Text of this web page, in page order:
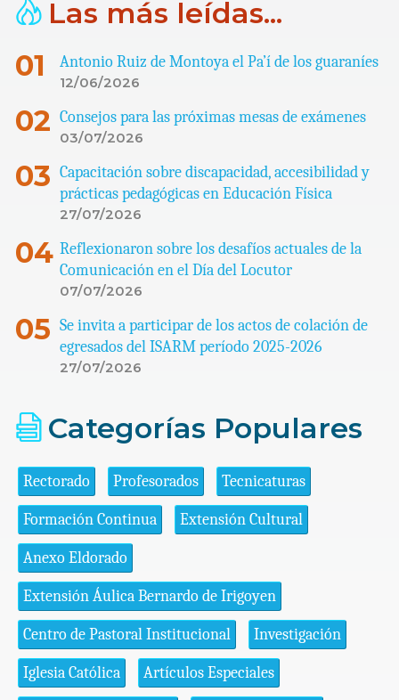
Las más leídas...
Antonio Ruiz de Montoya el Pa’í de los guaraníes
12/06/2026
Consejos para las próximas mesas de exámenes
03/07/2026
Capacitación sobre discapacidad, accesibilidad y
prácticas pedagógicas en Educación Física
27/07/2026
Reflexionaron sobre los desafíos actuales de la
Comunicación en el Día del Locutor
07/07/2026
Se invita a participar de los actos de colación de
egresados del ISARM período 2025-2026
27/07/2026
Categorías Populares
Rectorado Profesorados Tecnicaturas
Formación Continua Extensión Cultural
Anexo Eldorado
Extensión Áulica Bernardo de Irigoyen
Centro de Pastoral Institucional Investigación
Iglesia Católica Artículos Especiales